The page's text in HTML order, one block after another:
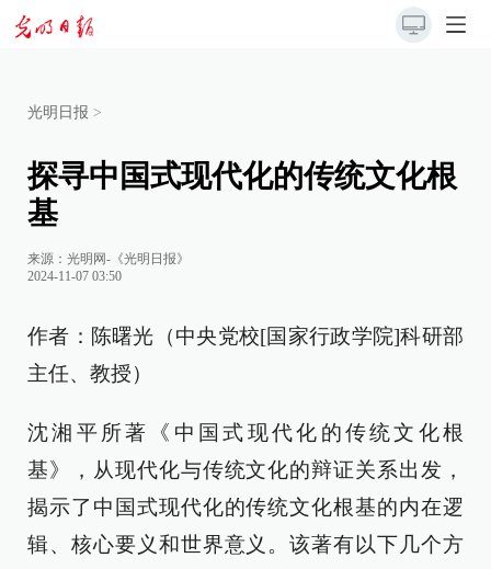
光明日报 >
探寻中国式现代化的传统文化根
基
来源： 光明网-《光明日报》
2024-11-07 03:50
作者：陈曙光（中央党校[国家行政学院]科研部
主任、教授）
沈湘平所著《中国式现代化的传统文化根
基》，从现代化与传统文化的辩证关系出发，
揭示了中国式现代化的传统文化根基的内在逻
辑、核心要义和世界意义。该著有以下几个方